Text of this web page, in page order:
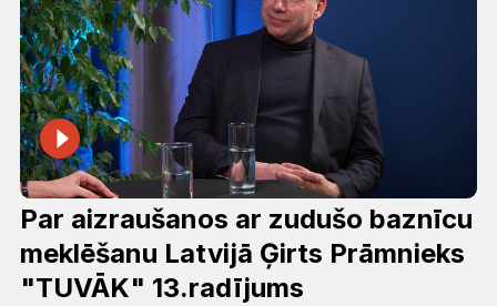
Par aizraušanos ar zudušo baznīcu
meklēšanu Latvijā Ģirts Prāmnieks
"TUVĀK" 13.radījums